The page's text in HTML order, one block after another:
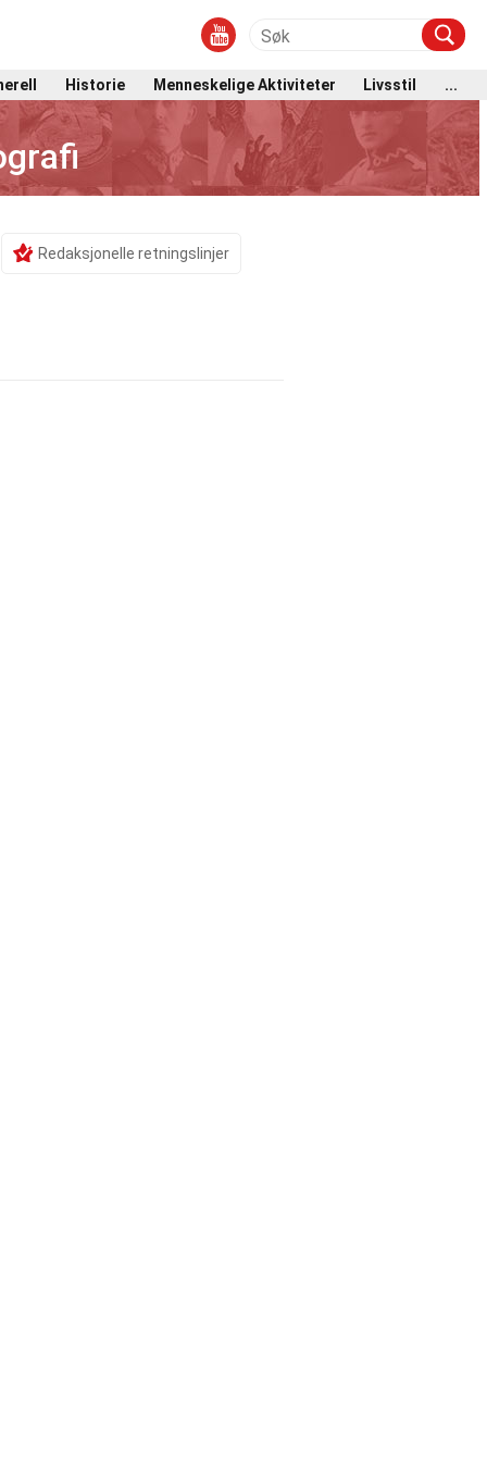
Historie Menneskelige Aktiviteter Livsstil ...
Redaksjonelle retningslinjer